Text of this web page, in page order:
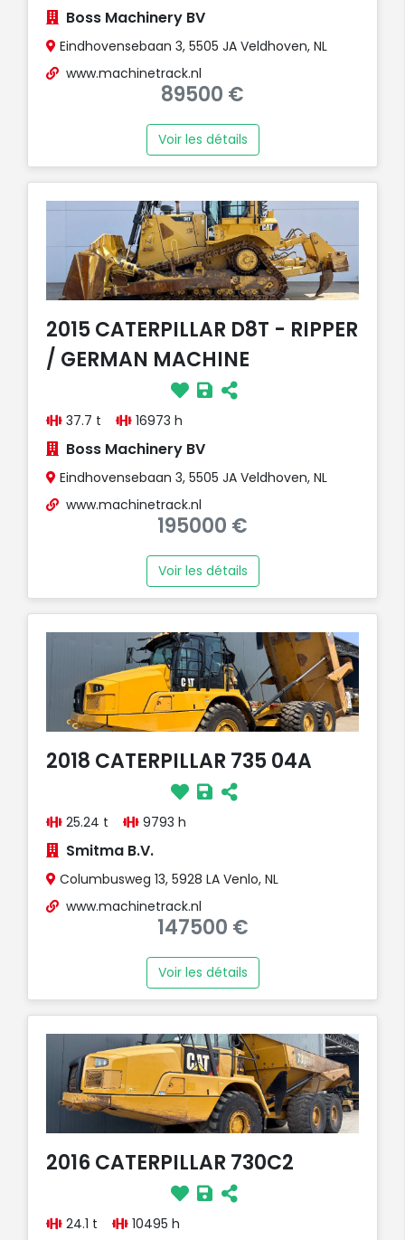
Boss Machinery BV
Eindhovensebaan 3, 5505 JA Veldhoven, NL
www.machinetrack.nl
89500 €
Voir les détails
2015 CATERPILLAR D8T - RIPPER
/ GERMAN MACHINE
37.7 t 16973 h
Boss Machinery BV
Eindhovensebaan 3, 5505 JA Veldhoven, NL
www.machinetrack.nl
195000 €
Voir les détails
2018 CATERPILLAR 735 04A
25.24 t 9793 h
Smitma B.V.
Columbusweg 13, 5928 LA Venlo, NL
www.machinetrack.nl
147500 €
Voir les détails
2016 CATERPILLAR 730C2
24.1 t 10495 h